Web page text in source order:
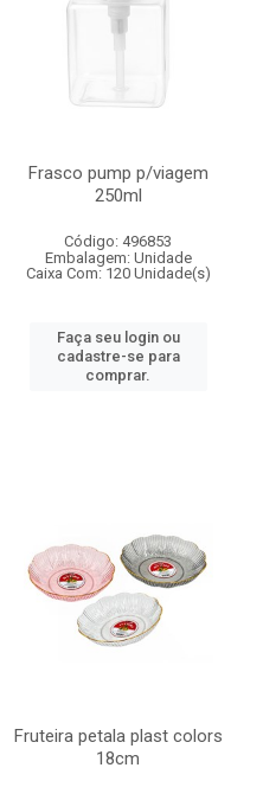
Frasco pump p/viagem
250ml
Código: 496853
Embalagem: Unidade
Caixa Com: 120 Unidade(s)
Faça seu login ou
cadastre-se para
comprar.
Fruteira petala plast colors
18cm